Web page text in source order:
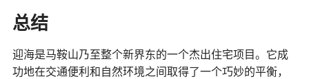
总结
迎海是马鞍山乃至整个新界东的一个杰出住宅项目。它成
功地在交通便利和自然环境之间取得了一个巧妙的平衡，